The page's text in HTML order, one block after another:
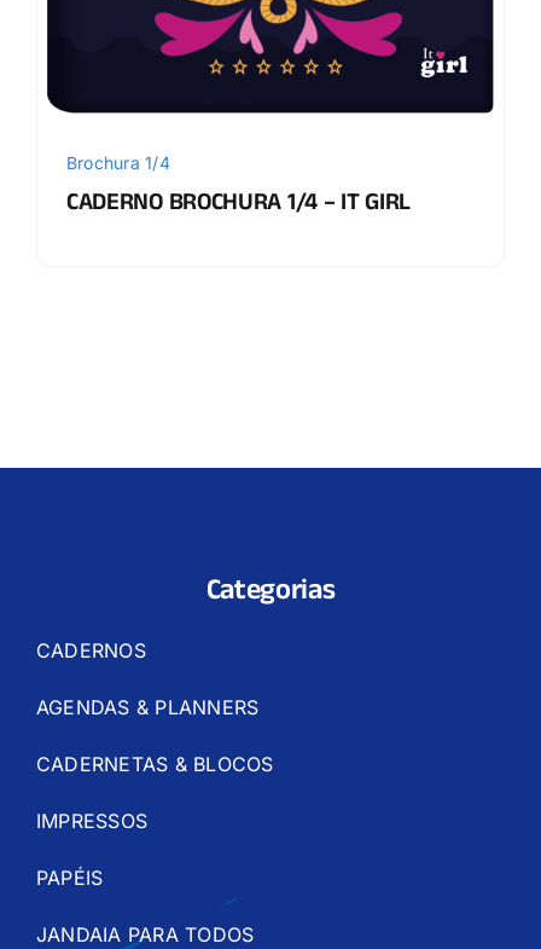
Brochura 1/4
CADERNO BROCHURA 1/4 – IT GIRL
Categorias
CADERNOS
AGENDAS & PLANNERS
CADERNETAS & BLOCOS
IMPRESSOS
PAPÉIS
JANDAIA PARA TODOS